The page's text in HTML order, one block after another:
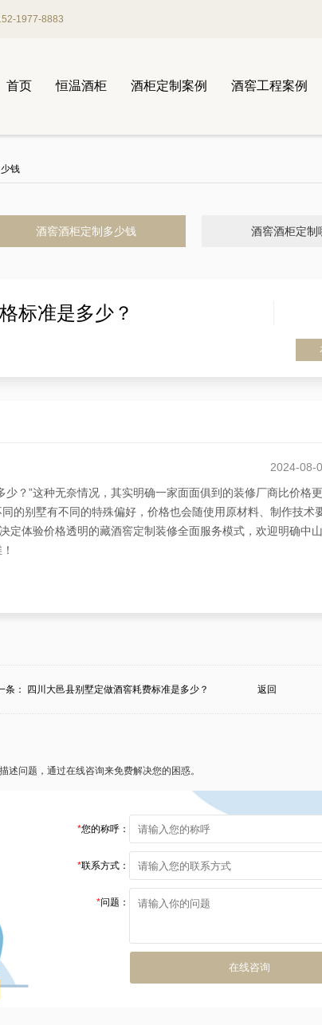
1977-8883
首页 恒温酒柜 酒柜定制案例 酒窖工程案例
钱
酒窖酒柜定制多少钱 酒窖酒柜定制
标准是多少？
2024-08-
少？”这种无奈情况，其实明确一家面面俱到的装修厂商比价
的别墅有不同的特殊偏好，价格也会随使用原材料、制作技术
定体验价格透明的藏酒窖定制装修全面服务模式，欢迎明确中
2024-08-
条： 四川大邑县别墅定做酒窖耗费标准是多少？ 返回
述问题，通过在线咨询来免费解决您的困惑。
*您的称呼：
*联系方式：
*问题：